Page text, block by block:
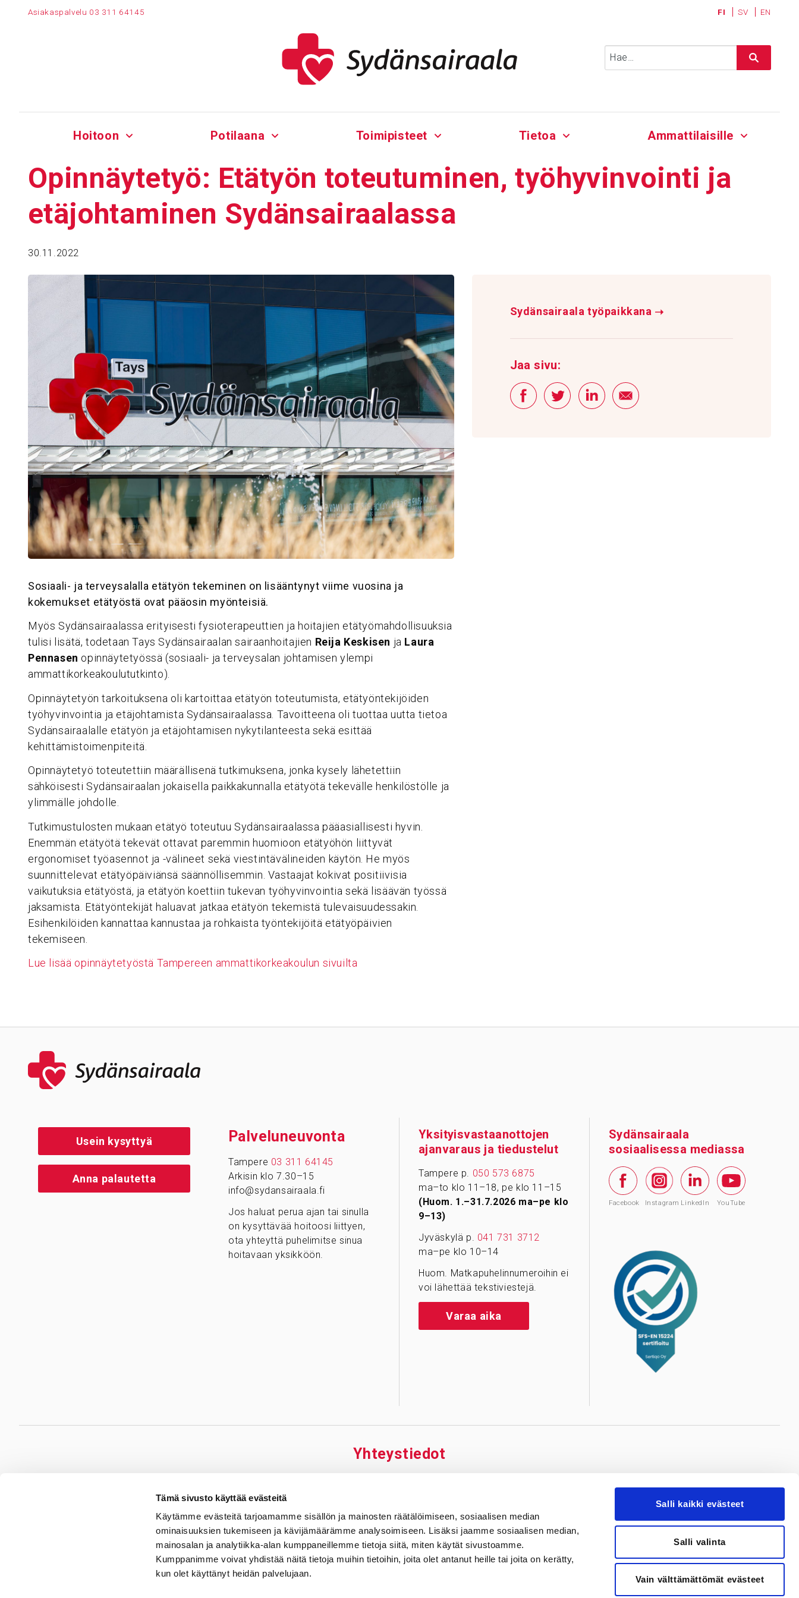
Tämä sivusto käyttää evästeitä
Käytämme evästeitä tarjoamamme sisällön ja mainosten räätälöimiseen, sosiaalisen median
ominaisuuksien tukemiseen ja kävijämäärämme analysoimiseen. Lisäksi jaamme sosiaalisen median,
mainosalan ja analytiikka-alan kumppaneillemme tietoja siitä, miten käytät sivustoamme.
Kumppanimme voivat yhdistää näitä tietoja muihin tietoihin, joita olet antanut heille tai joita on kerätty,
kun olet käyttänyt heidän palvelujaan.
Salli kaikki evästeet
Salli valinta
Vain välttämättömät evästeet
Asiakaspalvelu 03 311 64145 FI SV EN
Hoitoon Potilaana Toimipisteet Tietoa Ammattilaisille
Opin­näy­tetyö: Etätyön toteu­tu­minen, työhy­vin­vointi ja
etäjoh­ta­minen Sydän­sai­raa­lassa
30.11.2022
Sosiaali- ja terveysalalla etätyön tekeminen on lisääntynyt viime vuosina ja
kokemukset etätyöstä ovat pääosin myönteisiä.
Myös Sydänsairaalassa erityisesti fysioterapeuttien ja hoitajien etätyömahdollisuuksia
tulisi lisätä, todetaan Tays Sydänsairaalan sairaanhoitajien Reija Keskisen ja Laura
Pennasen opinnäytetyössä (sosiaali- ja terveysalan johtamisen ylempi
ammattikorkeakoulututkinto).
Opinnäytetyön tarkoituksena oli kartoittaa etätyön toteutumista, etätyöntekijöiden
työhyvinvointia ja etäjohtamista Sydänsairaalassa. Tavoitteena oli tuottaa uutta tietoa
Sydänsairaalalle etätyön ja etäjohtamisen nykytilanteesta sekä esittää
kehittämistoimenpiteitä.
Opinnäytetyö toteutettiin määrällisenä tutkimuksena, jonka kysely lähetettiin
sähköisesti Sydänsairaalan jokaisella paikkakunnalla etätyötä tekevälle henkilöstölle ja
ylimmälle johdolle.
Tutkimustulosten mukaan etätyö toteutuu Sydänsairaalassa pääasiallisesti hyvin.
Enemmän etätyötä tekevät ottavat paremmin huomioon etätyöhön liittyvät
ergonomiset työasennot ja -välineet sekä viestintävälineiden käytön. He myös
suunnittelevat etätyöpäiviänsä säännöllisemmin. Vastaajat kokivat positiivisia
vaikutuksia etätyöstä, ja etätyön koettiin tukevan työhyvinvointia sekä lisäävän työssä
jaksamista. Etätyöntekijät haluavat jatkaa etätyön tekemistä tulevaisuudessakin.
Esihenkilöiden kannattaa kannustaa ja rohkaista työntekijöitä etätyöpäivien
tekemiseen.
Lue lisää opinnäytetyöstä Tampereen ammattikorkeakoulun sivuilta
Sydänsairaala työpaikkana ➝
Jaa sivu:
Usein kysyttyä
Anna palautetta
Palve­lu­neu­vonta
Tampere 03 311 64145
Arkisin klo 7.30–15
info@sydansairaala.fi
Jos haluat perua ajan tai sinulla
on kysyttävää hoitoosi liittyen,
ota yhteyttä puhelimitse sinua
hoitavaan yksikköön.
Yksityisvastaanottojen
ajanvaraus ja tiedustelut
Tampere p. 050 573 6875
ma–to klo 11–18, pe klo 11–15
(Huom. 1.–31.7.2026 ma–pe klo
9–13)
Jyväskylä p. 041 731 3712
ma–pe klo 10–14
Huom. Matkapuhelinnumeroihin ei
voi lähettää tekstiviestejä.
Varaa aika
Sydänsairaala
sosiaalisessa mediassa
Facebook Instagram LinkedIn YouTube
Yhteys­tiedot
Hämeenlinna
Sydänsairaala Assi
Sairaalakatu 3B
13530 Hämeenlinna
03 6291
Jyväskylä
Sydänsairaala Nova
Hoitajantie 3
40620 Jyväskylä
P. 014 269 1811
Sydänsairaala Assi,
Riihimäen toimipiste
Kontiontie 77
11120 Riihimäki
Tampereen
Sydänsairaala
Elämänaukio 1
33520 Tampere
Sydänsairaala
Ulvajankatu 20
37600 Valkeakoski
03 311 611